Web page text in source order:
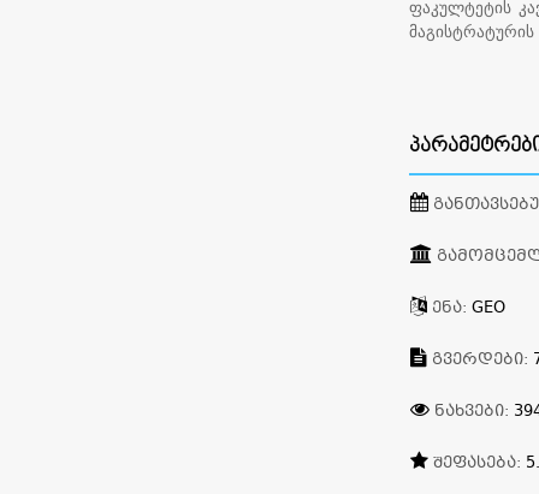
ფაკულტეტის
მაგისტრატურის
ᲔᲜᲐ: GEO
ᲒᲕᲔᲠᲓᲔᲑᲘ:
ᲜᲐᲮᲕᲔᲑᲘ:
ᲨᲔᲤᲐᲡᲔᲑᲐ: